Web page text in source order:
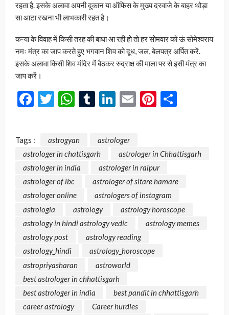
रहता है. इसके अलावा अपनी दुकान या ऑफिस के मुख्य दरवाजे के बाहर थोड़ा
सा आटा रखना भी लाभकारी रहत है।
कन्या के विवाह में किसी तरह की बाधा आ रही हो तो हर सोमवार को ऊं सोमेश्वराय
नमः मंत्र का जाप करते हुए भगवान शिव को दूध, जल, बेलपत्र अर्पित करें.
इसके अलावा किसी शिव मंदिर में बैठकर रुद्राक्ष की माला पर से इसी मंत्र का
जाप करें।
Facebook
Twitter
WhatsApp
Tumblr
LinkedIn
EmailPinterest
Tags : astrogyan
astrologer
astrologer in chattisgarh
astrologer in Chhattisgarh
astrologer in india
astrologer in raipur
astrologer of ibc
astrologer of sitare hamare
astrologer online
astrologers of instagram
astrologia
astrology
astrology horoscope
astrology in hindi astrology vedic
astrology memes
astrology post
astrology reading
astrology_hindi
astrology_horoscope
astropriyasharan
astroworld
best astrologer in chhattisgarh
best astrologer in india
best pandit in chhattisgarh
career astrology
Career hurdles